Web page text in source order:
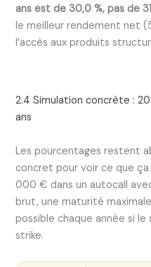
ans est de 30,0 %, pas de
le meilleur rendement net
l’accès aux produits
2.4 Simulation concrète :
ans
Les pourcentages restent
concret pour voir ce que
000 € dans un autocall
brut, une maturité
possible chaque année si
strike.